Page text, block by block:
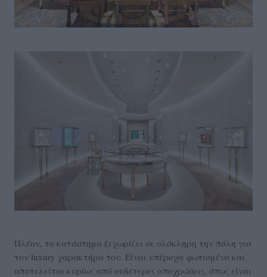
Πλέον, το κατάστημα ξεχωρίζει σε ολόκληρη την πόλη για
τον luxury χαρακτήρα του. Είναι υπέροχα φωτισμένο και
αποτελείται κυρίως από ουδέτερες αποχρώσεις, όπως είναι